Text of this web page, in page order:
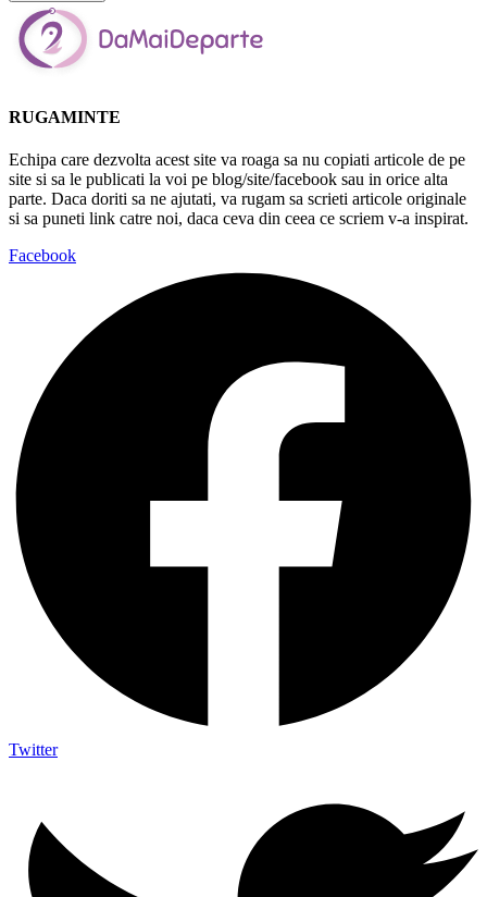
RUGAMINTE
Echipa care dezvolta acest site va roaga sa nu copiati articole de pe
site si sa le publicati la voi pe blog/site/facebook sau in orice alta
parte. Daca doriti sa ne ajutati, va rugam sa scrieti articole originale
si sa puneti link catre noi, daca ceva din ceea ce scriem v-a inspirat.
Facebook
Twitter